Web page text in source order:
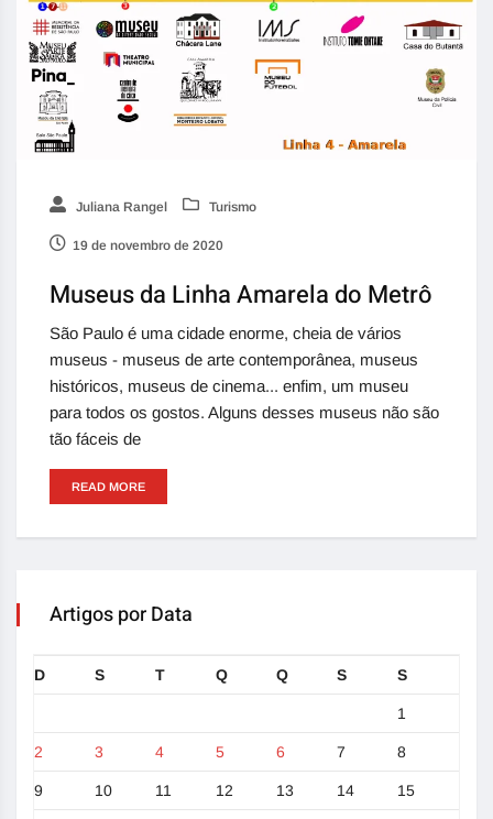
Juliana Rangel Turismo
19 de novembro de 2020
Museus da Linha Amarela do Metrô
São Paulo é uma cidade enorme, cheia de vários
museus - museus de arte contemporânea, museus
históricos, museus de cinema... enfim, um museu
para todos os gostos. Alguns desses museus não são
tão fáceis de
READ MORE
Artigos por Data
D S T Q Q S S
1
2 3 4 5 6 7 8
9 10 11 12 13 14 15